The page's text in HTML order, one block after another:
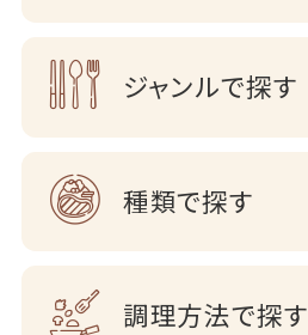
ジャンルで探す
種類で探す
調理方法で探す